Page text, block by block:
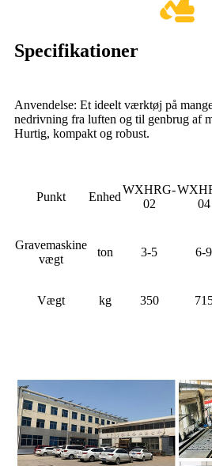
Specifikationer
Anvendelse: Et ideelt værktøj på
nedrivning fra luften og til genbrug af
Hurtig, kompakt og robust.
Punkt Enhed
WXHRG-
02
04
Gravemaskine
vægt
ton 3-5 6-9
Vægt kg 350